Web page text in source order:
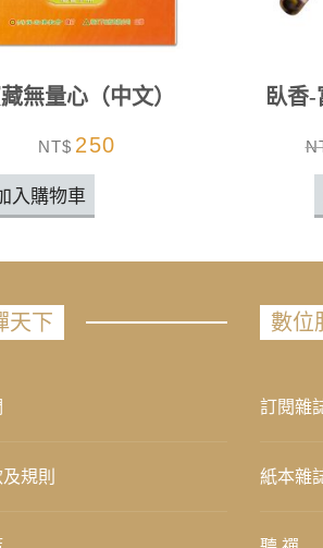
無量心（中文）
NT$ 250
入購物車
臥香
天下
規則
數位
訂閱雜
紙本雜